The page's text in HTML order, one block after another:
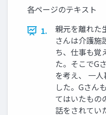
各ページのテキスト
1.
親元を離れた
さんは介護施
ち、仕事も覚
た。そこでG
を考え、 一
した。Gさん
てはいたもの
話をされてい